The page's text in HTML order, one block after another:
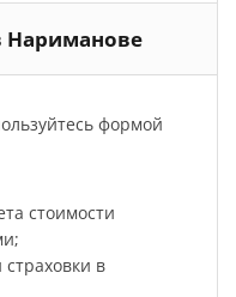
Нариманове
формой
стоимости
в